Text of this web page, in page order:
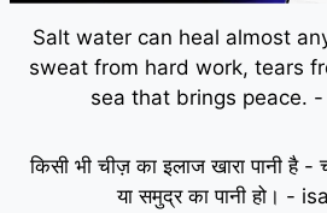
Salt water can heal almost
sweat from hard work, tears
sea that brings peace.
किसी भी चीज़ का इलाज खारा पानी है -
या समुद्र का पानी हो। -